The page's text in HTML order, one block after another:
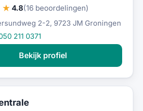
4.8(16 beoordelingen)
2-2, 9723 JM Groningen
211 0371
Bekijk profiel